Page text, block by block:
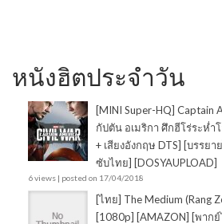
หนังฮิตประจำวัน
[MINI Super-HQ] Captain
กัปตัน อเมริกา ศึกฮีโร่ระห่ำ
+ เสียงอังกฤษ DTS] [บรรย
ซับไทย] [DOSYAUPLOAD]
6 views | posted on 17/04/2018
[ไทย] The Medium (Rang
[1080p] [AMAZON] [พาก